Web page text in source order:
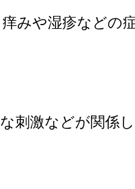
みや湿疹などの
刺激などが関係